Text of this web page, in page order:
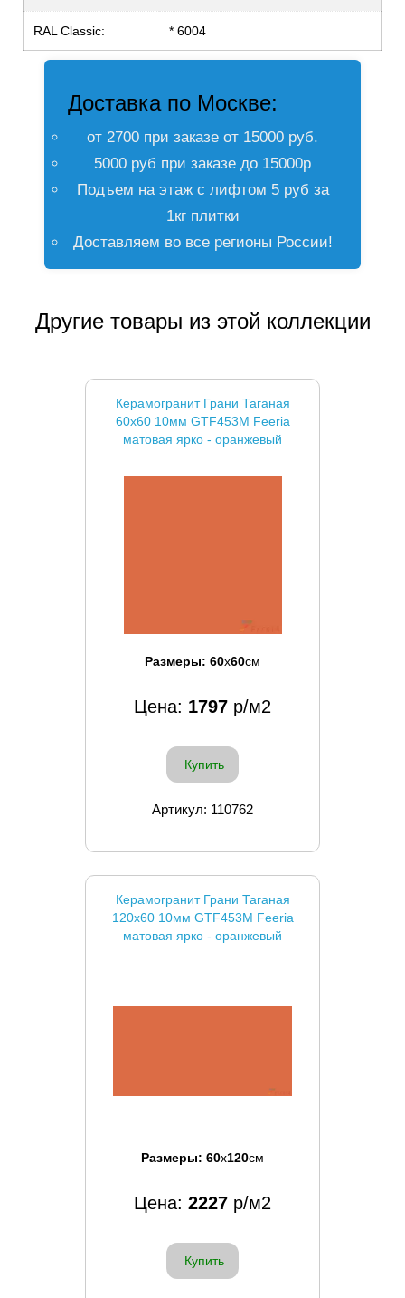
RAL Classic: * 6004
Доставка по Москве:
от 2700 при заказе от 15000 руб.
5000 руб при заказе до 15000р
Подъем на этаж с лифтом 5 руб за
1кг плитки
Доставляем во все регионы России!
Другие товары из этой коллекции
Керамогранит Грани Таганая
60x60 10мм GTF453М Feeria
матовая ярко - оранжевый
Размеры: 60x60см
Цена: 1797 р/м2
Купить
Артикул: 110762
Керамогранит Грани Таганая
120x60 10мм GTF453М Feeria
матовая ярко - оранжевый
Размеры: 60x120см
Цена: 2227 р/м2
Купить